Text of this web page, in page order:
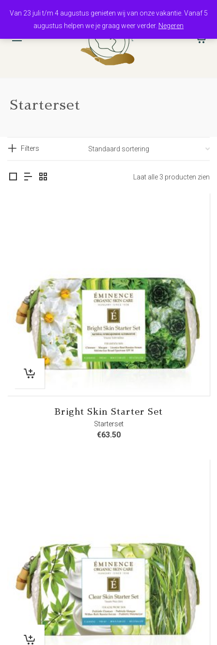
Van 23 juli t/m 4 augustus genieten wij van onze vakantie. Vanaf 5
augustus helpen we je graag weer verder. Negeren
Starterset
Filters
Laat alle 3 producten zien
Bright Skin Starter Set
Starterset
€63.50